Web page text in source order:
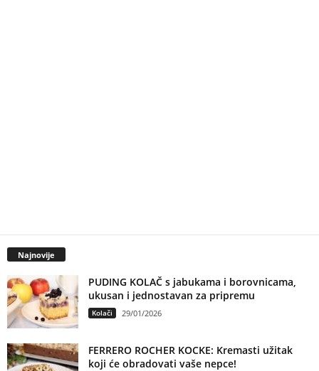
Najnovije
PUDING KOLAČ s jabukama i borovnicama,
ukusan i jednostavan za pripremu
Kolači 29/01/2026
FERRERO ROCHER KOCKE: Kremasti užitak
koji će obradovati vaše nepce!